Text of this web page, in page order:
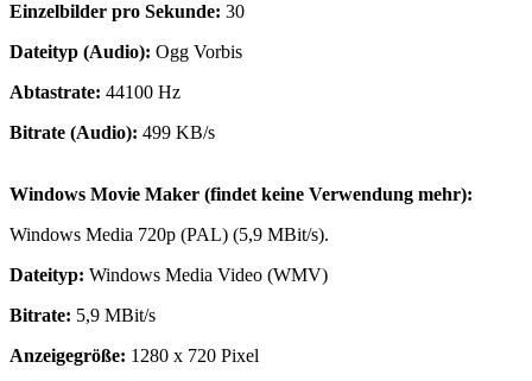
Einzelbilder pro Sekunde: 30
Dateityp (Audio): Ogg Vorbis
Abtastrate: 44100 Hz
Bitrate (Audio): 499 KB/s
Windows Movie Maker (findet keine Verwendung mehr):
Windows Media 720p (PAL) (5,9 MBit/s).
Dateityp: Windows Media Video (WMV)
Bitrate: 5,9 MBit/s
Anzeigegröße: 1280 x 720 Pixel